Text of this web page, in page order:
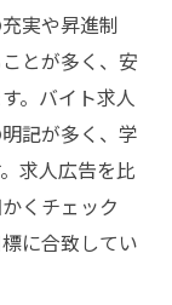
を求人広告
社員の環境
場の条件
境の見方
境チェック
実や昇進制
とが多く、安
。バイト求人
記が多く、学
求人広告を比
くチェック
に合致してい